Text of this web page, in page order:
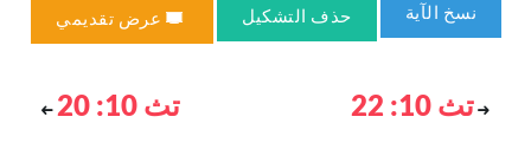
نسخ الآية حذف التشكيل عرض تقديمي
تث 10: 22 تث 10: 20